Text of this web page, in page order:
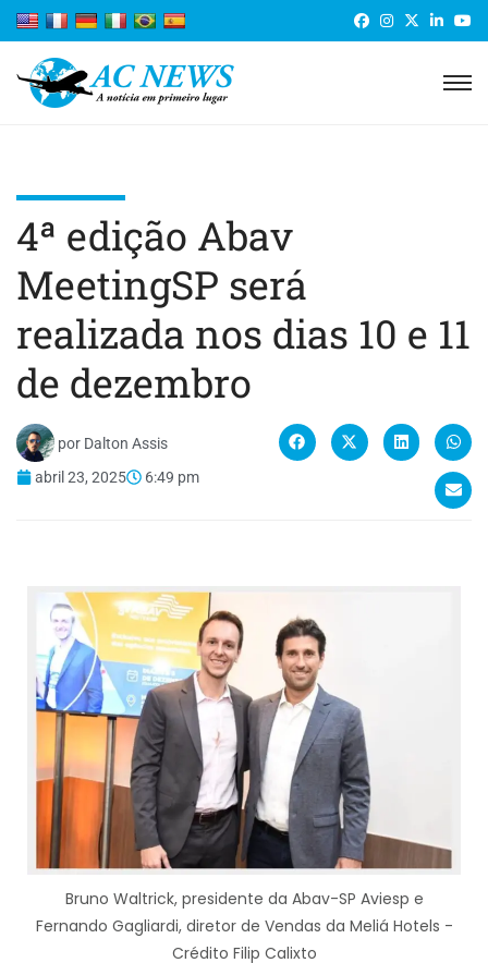
4ª edição Abav
MeetingSP será
realizada nos dias 10 e 11
de dezembro
por Dalton Assis
abril 23, 2025
6:49 pm
Bruno Waltrick, presidente da Abav-SP Aviesp e
Fernando Gagliardi, diretor de Vendas da Meliá Hotels -
Crédito Filip Calixto